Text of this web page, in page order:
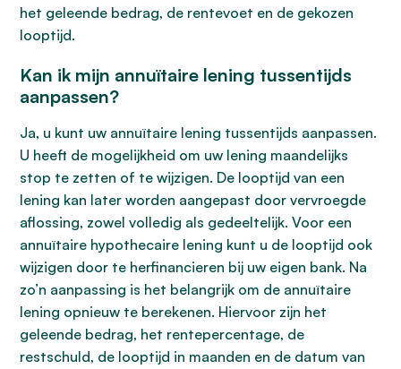
het geleende bedrag, de rentevoet en de gekozen
looptijd.
Kan ik mijn annuïtaire lening tussentijds
aanpassen?
Ja, u kunt uw annuïtaire lening tussentijds aanpassen.
U heeft de mogelijkheid om uw lening maandelijks
stop te zetten of te wijzigen. De looptijd van een
lening kan later worden aangepast door vervroegde
aflossing, zowel volledig als gedeeltelijk. Voor een
annuïtaire hypothecaire lening kunt u de looptijd ook
wijzigen door te herfinancieren bij uw eigen bank. Na
zo’n aanpassing is het belangrijk om de annuïtaire
lening opnieuw te berekenen. Hiervoor zijn het
geleende bedrag, het rentepercentage, de
restschuld, de looptijd in maanden en de datum van